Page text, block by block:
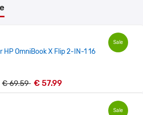
Sale
HP OmniBook X Flip 2-IN-1 16
€ 69.59 € 57.99
Sale